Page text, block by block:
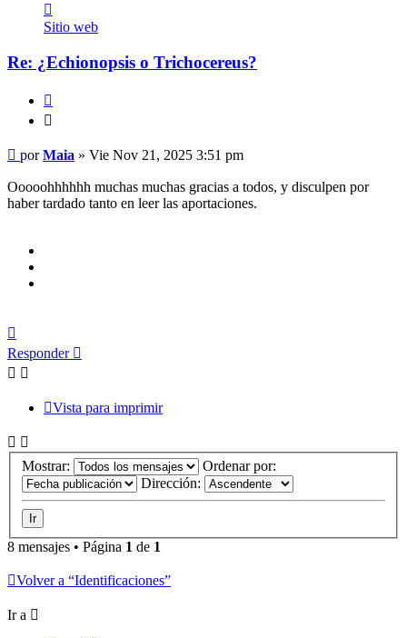
Maia
Sitio web
Re: ¿Echionopsis o Trichocereus?
Mensaje
porMaia » Vie Nov 21, 2025 3:51 pm
Ooooohhhhhh muchas muchas gracias a todos, y disculpen por
haber tardado tanto en leer las aportaciones.
Responder
Vista para imprimir
Mostrar:
Ordenar por:
Dirección:
8 mensajes • Página 1 de 1
Volver a “Identificaciones”
Ir a